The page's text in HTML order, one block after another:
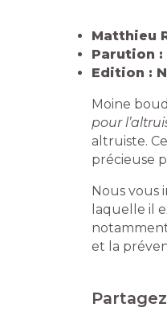
Matthieu
Parution :
Edition :
Moine
pour
altruiste.
précieuse
Nous vous
laquelle il
et la